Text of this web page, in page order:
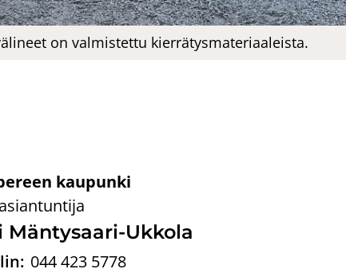
on val­mis­tet­tu kier­rä­tys­ma­te­ri­aa­leis­ta.
Mäntysaari-​Ukkola
kaupunki
044 423 5778